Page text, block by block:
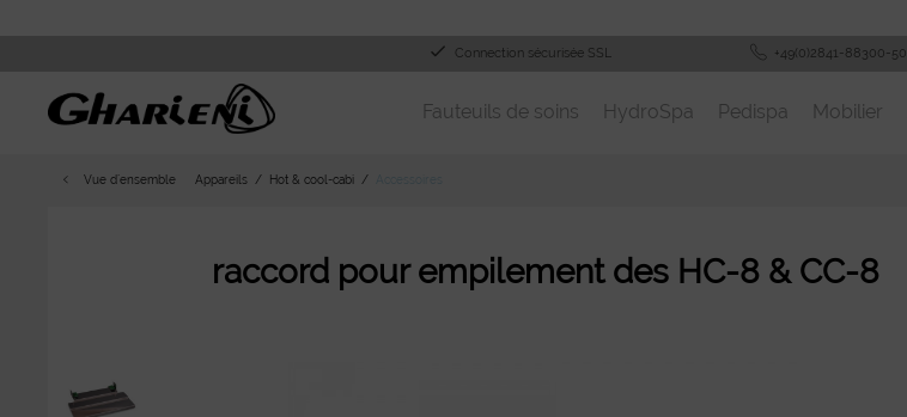
Connection sécurisée SSL +49(0)2841-88300-50
Fauteuils de soins HydroSpa Pedispa Mobilier
Vue d´ensemble Appareils Hot & cool-cabi
raccord pour empilement des HC-8 & CC-8